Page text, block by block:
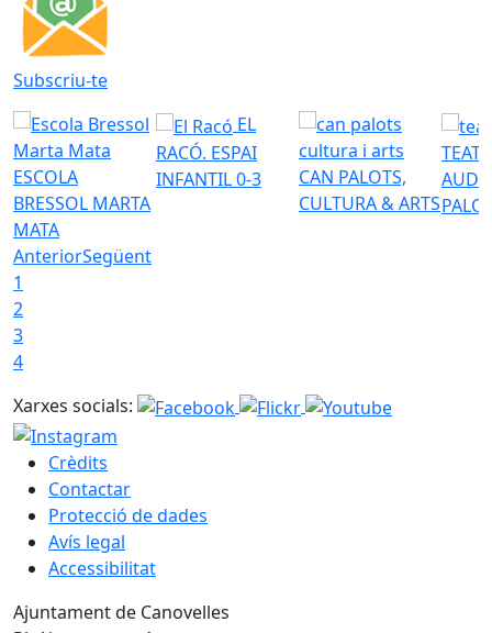
Subscriu-te
ESCOLA
BRESSOL MARTA
MATA
EL
RACÓ. ESPAI
INFANTIL 0-3
CAN PALOTS,
CULTURA & ARTS
AnteriorSegüent
1
2
3
4
Xarxes socials:
Crèdits
Contactar
Protecció de dades
Avís legal
Accessibilitat
Ajuntament de Canovelles